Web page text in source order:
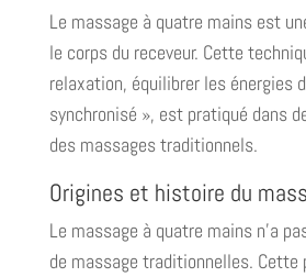
Le massage à quatre mains est
le corps du receveur. Cette
relaxation, équilibrer les énergies
synchronisé », est pratiqué dans
des massages traditionnels.
Origines et histoire du
Le massage à quatre mains n’a
de massage traditionnelles. Cette